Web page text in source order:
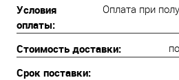
Условия
оплаты:
Оплата при
Стоимость доставки:
Срок поставки: